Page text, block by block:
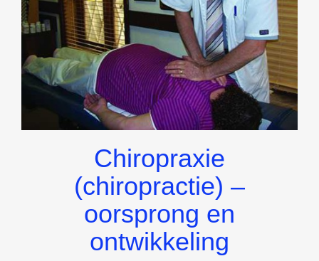
Chiropraxie
(chiropractie) –
oorsprong en
ontwikkeling